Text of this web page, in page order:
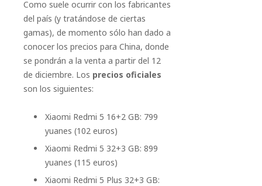
Como suele ocurrir con los fabricantes
del país (y tratándose de ciertas
gamas), de momento sólo han dado a
conocer los precios para China, donde
se pondrán a la venta a partir del 12
de diciembre. Los precios oficiales
son los siguientes:
Xiaomi Redmi 5 16+2 GB: 799
yuanes (102 euros)
Xiaomi Redmi 5 32+3 GB: 899
yuanes (115 euros)
Xiaomi Redmi 5 Plus 32+3 GB: